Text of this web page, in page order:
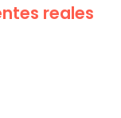
reales